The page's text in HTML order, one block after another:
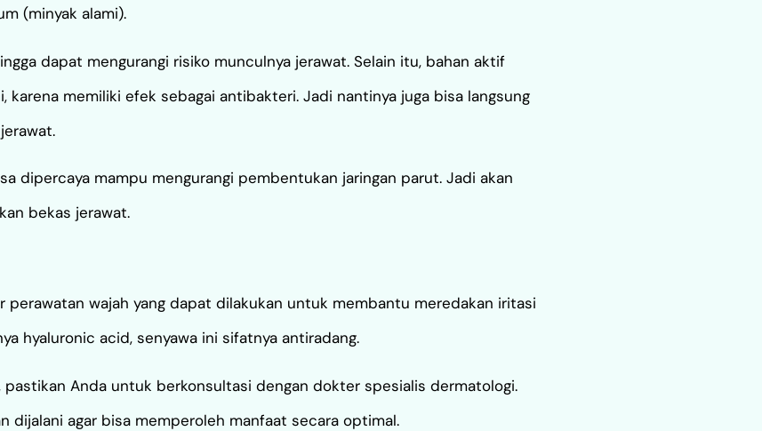
(minyak alami).
dapat mengurangi risiko munculnya jerawat. Selain itu, bahan aktif
memiliki efek sebagai antibakteri. Jadi nantinya juga bisa langsung
dipercaya mampu mengurangi pembentukan jaringan parut. Jadi akan
bekas jerawat.
wajah yang dapat dilakukan untuk membantu meredakan iritasi
hyaluronic acid, senyawa ini sifatnya antiradang.
Anda untuk berkonsultasi dengan dokter spesialis dermatologi.
agar bisa memperoleh manfaat secara optimal.